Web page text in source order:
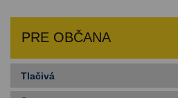
PRE OBČANA
Tlačivá